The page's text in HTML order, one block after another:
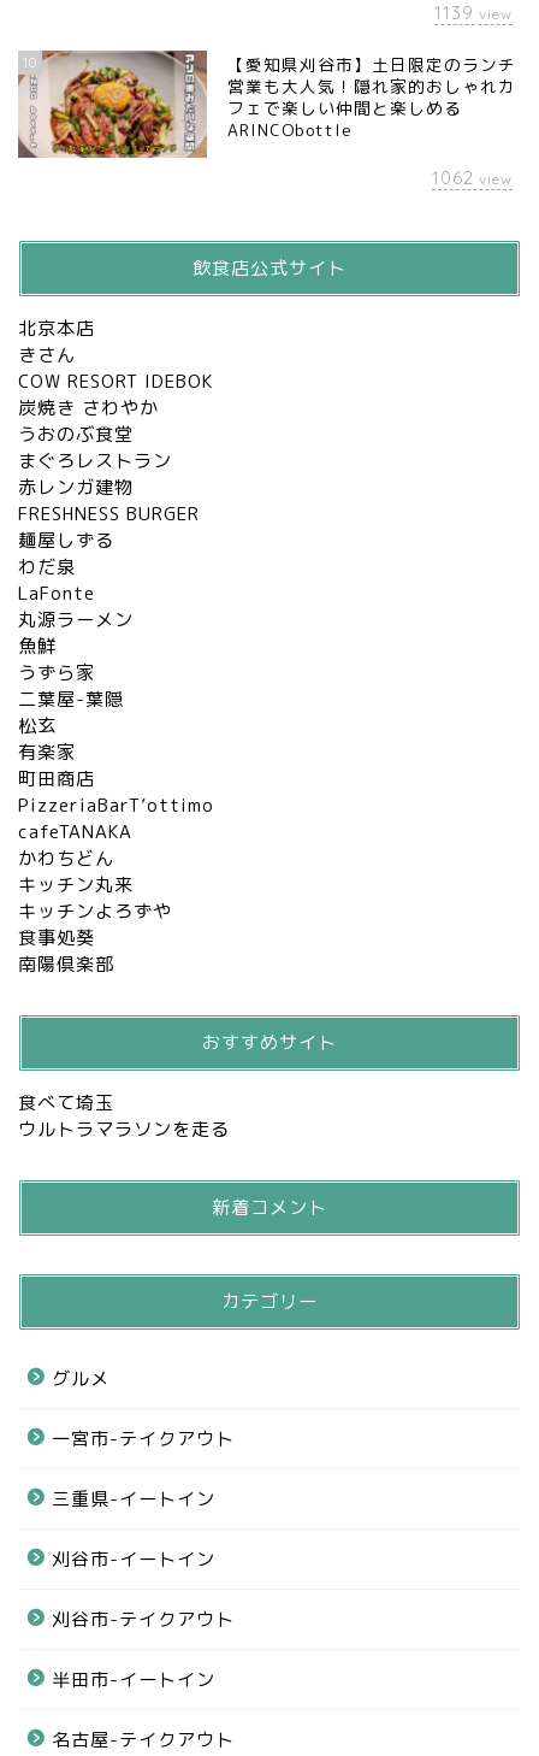
1139 view
10
【愛知県刈谷市】土日限定のランチ
営業も大人気！隠れ家的おしゃれカ
フェで楽しい仲間と楽しめる
ARINCObottle
1062 view
飲食店公式サイト
北京本店
きさん
COW RESORT IDEBOK
炭焼き さわやか
うおのぶ食堂
まぐろレストラン
赤レンガ建物
FRESHNESS BURGER
麺屋しずる
わだ泉
LaFonte
丸源ラーメン
魚鮮
うずら家
二葉屋-葉隠
松玄
有楽家
町田商店
PizzeriaBarT’ottimo
cafeTANAKA
かわちどん
キッチン丸来
キッチンよろずや
食事処葵
南陽倶楽部
おすすめサイト
食べて埼玉
ウルトラマラソンを走る
新着コメント
カテゴリー
グルメ
一宮市-テイクアウト
三重県-イートイン
刈谷市-イートイン
刈谷市-テイクアウト
半田市-イートイン
名古屋-テイクアウト